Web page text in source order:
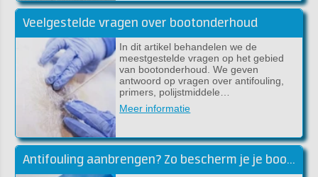
Veelgestelde vragen over bootonderhoud
In dit artikel behandelen we de
meestgestelde vragen op het gebied
van bootonderhoud. We geven
antwoord op vragen over antifouling,
primers, polijstmiddele…
Meer informatie
Antifouling aanbrengen? Zo bescherm je je boot tegen aangroei